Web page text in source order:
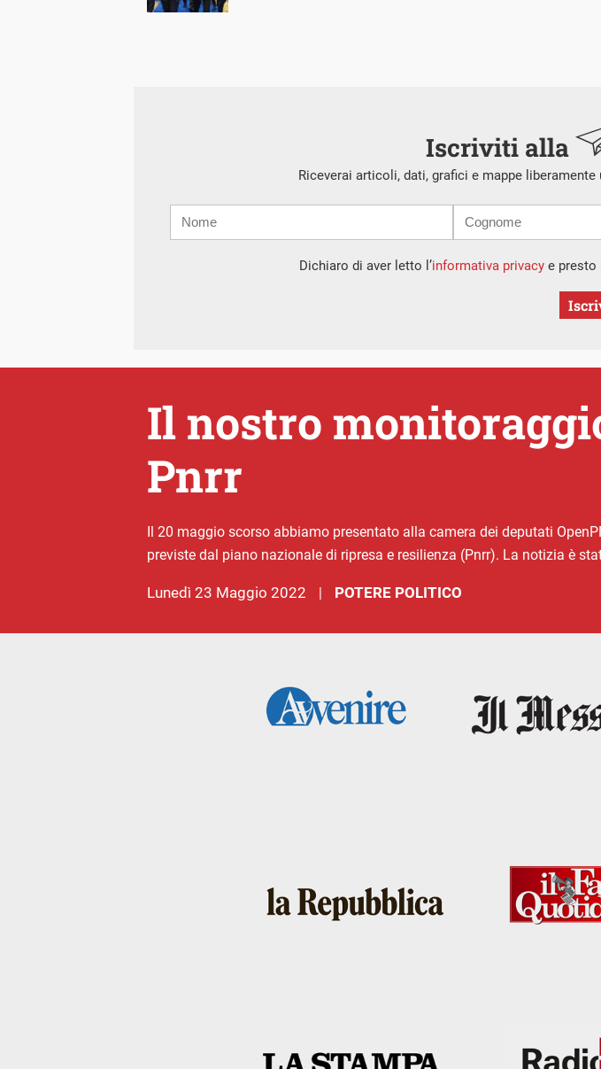
Iscriviti alla
Riceverai articoli, dati, grafici e mappe
mail
Dichiaro di aver letto l’informativa privacye presto
Il nostro
Pnrr
Il 20 maggio scorso abbiamo presentato alla camera dei deputati
previste dal piano nazionale di ripresa e resilienza (Pnrr). La notizia è
lunedì 23 Maggio 2022 POTERE POLITICO